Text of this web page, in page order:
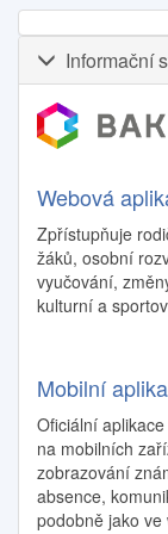
Informační
Webová
Zpřístupňuje
žáků, osobní
vyučování,
kulturní a
Mobilní
Oficiální
na mobilních
zobrazování
absence,
podobně jako ve